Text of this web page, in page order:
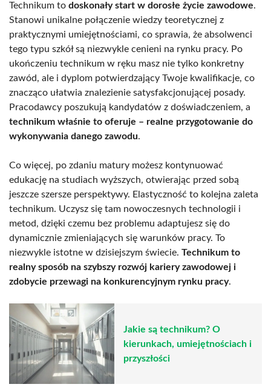
Technikum to doskonały start w dorosłe życie zawodowe.
Stanowi unikalne połączenie wiedzy teoretycznej z
praktycznymi umiejętnościami, co sprawia, że absolwenci
tego typu szkół są niezwykle cenieni na rynku pracy. Po
ukończeniu technikum w ręku masz nie tylko konkretny
zawód, ale i dyplom potwierdzający Twoje kwalifikacje, co
znacząco ułatwia znalezienie satysfakcjonującej posady.
Pracodawcy poszukują kandydatów z doświadczeniem, a
technikum właśnie to oferuje – realne przygotowanie do
wykonywania danego zawodu.
Co więcej, po zdaniu matury możesz kontynuować
edukację na studiach wyższych, otwierając przed sobą
jeszcze szersze perspektywy. Elastyczność to kolejna zaleta
technikum. Uczysz się tam nowoczesnych technologii i
metod, dzięki czemu bez problemu adaptujesz się do
dynamicznie zmieniających się warunków pracy. To
niezwykle istotne w dzisiejszym świecie. Technikum to
realny sposób na szybszy rozwój kariery zawodowej i
zdobycie przewagi na konkurencyjnym rynku pracy.
Jakie są technikum? O
kierunkach, umiejętnościach i
przyszłości